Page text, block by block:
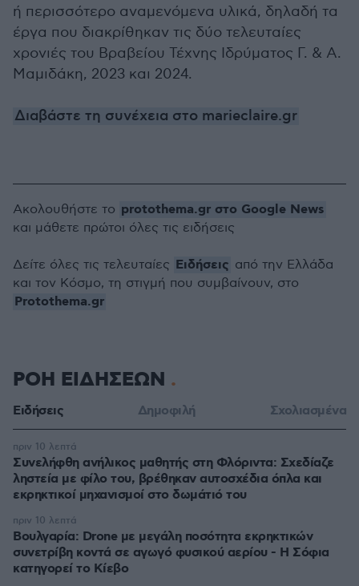
ή περισσότερο αναμενόμενα υλικά, δηλαδή τα
έργα που διακρίθηκαν τις δύο τελευταίες
χρονιές του Βραβείου Τέχνης Ιδρύματος Γ. & Α.
Μαμιδάκη, 2023 και 2024.
Διαβάστε τη συνέχεια στο marieclaire.gr
Ακολουθήστε το protothema.gr στο Google News
και μάθετε πρώτοι όλες τις ειδήσεις
Δείτε όλες τις τελευταίες Ειδήσεις από την Ελλάδα
και τον Κόσμο, τη στιγμή που συμβαίνουν, στο
Protothema.gr
ΡΟΗ ΕΙΔΗΣΕΩΝ
Ειδήσεις Δημοφιλή Σχολιασμένα
Συνελήφθη ανήλικος μαθητής στη Φλόριντα: Σχεδίαζε
ληστεία με φίλο του, βρέθηκαν αυτοσχέδια όπλα και
εκρηκτικοί μηχανισμοί στο δωμάτιό του
πριν 10 λεπτά
Βουλγαρία: Drone με μεγάλη ποσότητα εκρηκτικών
συνετρίβη κοντά σε αγωγό φυσικού αερίου - Η Σόφια
κατηγορεί το Κίεβο
πριν 10 λεπτά